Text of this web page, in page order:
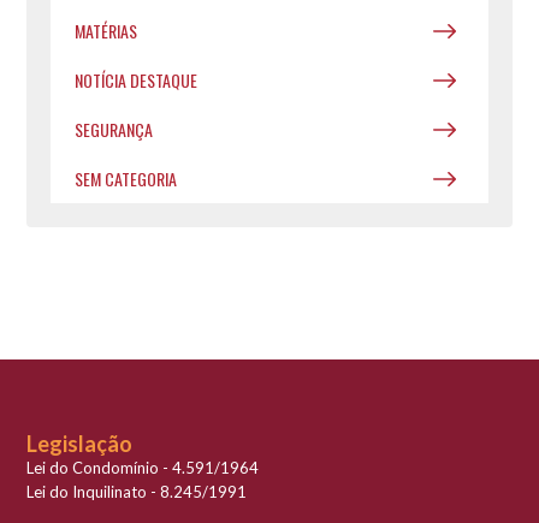
MATÉRIAS
NOTÍCIA DESTAQUE
SEGURANÇA
SEM CATEGORIA
Legislação
Lei do Condomínio - 4.591/1964
Lei do Inquilinato - 8.245/1991